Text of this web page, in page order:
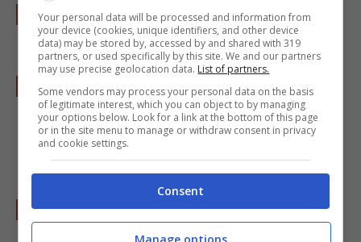
Utilizzate, se possibile, la modalità forno
ventilato.
momentaneamente la teglia fuori dal forno
ed aggiungete il prosciutto crudo affettato
sottilmente.
Inserite nuovamente la teglia in forno e
lasciate cuocere per altri 3 minuti.
Your personal data will be processed and information from
your device (cookies, unique identifiers, and other device
data) may be stored by, accessed by and shared with 319
partners, or used specifically by this site. We and our partners
may use precise geolocation data. List of partners.
Some vendors may process your personal data on the basis
of legitimate interest, which you can object to by managing
your options below. Look for a link at the bottom of this page
or in the site menu to manage or withdraw consent in privacy
and cookie settings.
Consent